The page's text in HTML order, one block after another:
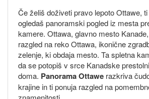
Če želiš doživeti pravo lepoto Ottawe,
ogledaš panoramski pogled iz mesta
kamere. Ottawa, glavno mesto
razgled na reko Ottawa, ikonične
zelenje, ki obdaja mesto. Ta spletna
da se potopiš v srce Kanadske
doma. Panorama Ottawe razkriva
krajine in ti ponuja razgled na